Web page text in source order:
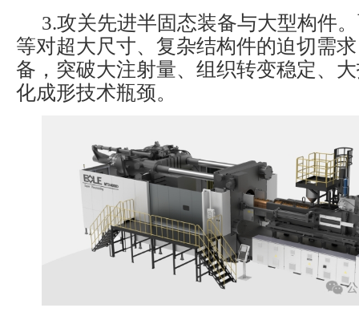
3.攻关先进半固态装备与大型构件
等对超大尺寸、复杂结构件的迫切需
备，突破大注射量、组织转变稳定、
化成形技术瓶颈。